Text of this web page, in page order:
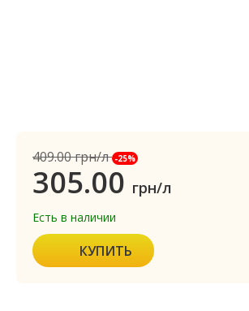
409.00грн/л -25%
305.00 грн/л
Есть в наличии
КУПИТЬ